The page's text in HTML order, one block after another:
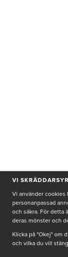
Genom att
De
VI
Vi använder
personanpassad
och säkra. För detta
deras mönster och
Klicka på "Okej" om
och vilka du vill